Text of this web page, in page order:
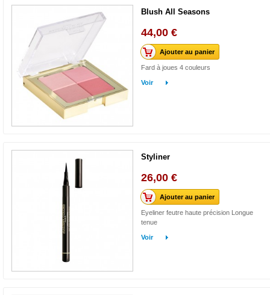
Blush All Seasons
44,00 €
Ajouter au panier
Fard à joues 4 couleurs
Voir
Styliner
26,00 €
Ajouter au panier
Eyeliner feutre haute précision Longue
tenue
Voir